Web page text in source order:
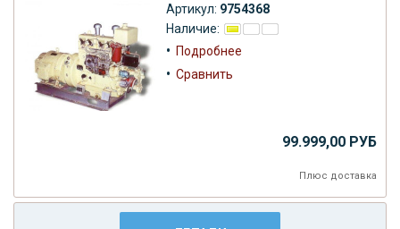
Артикул: 9754368
Наличие:
• Подробнее
• Сравнить
99.999,00 РУБ
Плюс доставка